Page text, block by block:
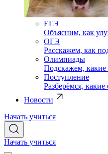
ЕГЭ
Объясним, как
ОГЭ
Расскажем, как
Олимпиады
Подскажем, какие
Поступление
Разберёмся,
Новости
Начать учиться
Начать учиться